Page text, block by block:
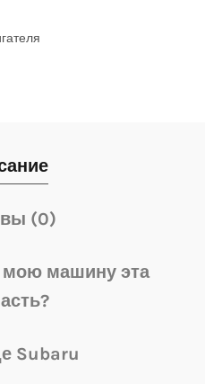
(0)
мою машину эта
Subaru